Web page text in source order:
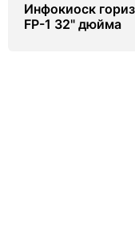
Инфокиоск
FP-1 32" дюйма